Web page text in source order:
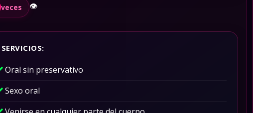
SERVICIOS:
Oral sin preservativo
Sexo oral
veces 👁️